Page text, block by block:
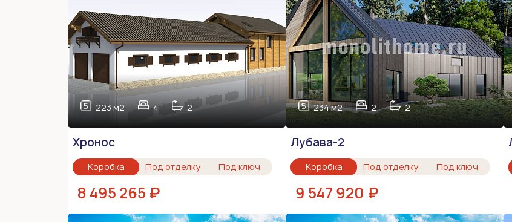
223 м2 4 2
Хронос
Коробка Под отделку Под ключ
8 495 265 ₽
234 м2 2 2
Лубава-2
Коробка Под отделку Под ключ
9 547 920 ₽